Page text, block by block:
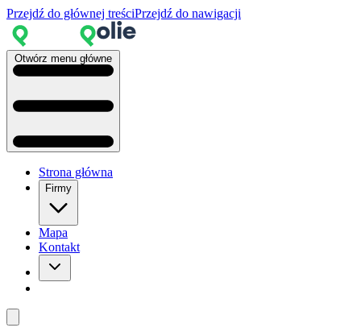
Przejdź do głównej treściPrzejdź do nawigacji
Otwórz menu główne
Strona główna
Firmy
Mapa
Kontakt